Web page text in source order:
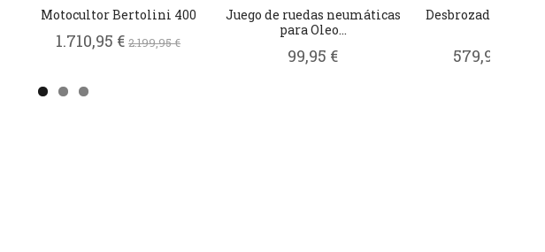
Motocultor Bertolini 400
1.710,95 €2.199,95 €
Juego de ruedas neumáticas
para Oleo...
99,95 €
Desbrozadora Oleo
579,95 €